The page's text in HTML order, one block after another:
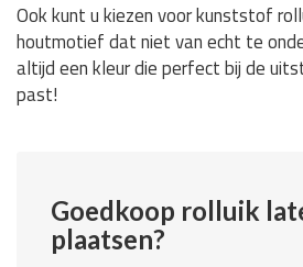
Ook kunt u kiezen voor kunststof
houtmotief dat niet van echt te
altijd een kleur die perfect bij de
past!
Goedkoop rolluik
plaatsen?